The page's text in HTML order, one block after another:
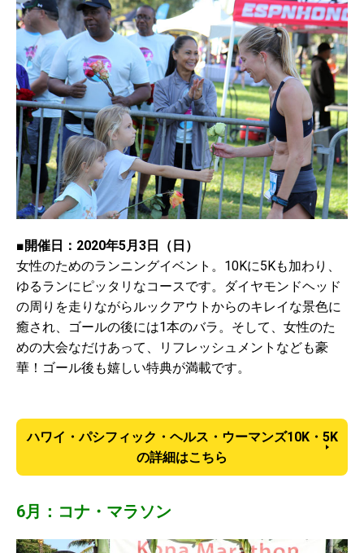
■開催日：2020年5月3日（日）
女性のためのランニングイベント。10Kに5Kも加わり、
ゆるランにピッタリなコースです。ダイヤモンドヘッド
の周りを走りながらルックアウトからのキレイな景色に
癒され、ゴールの後には1本のバラ。そして、女性のた
めの大会なだけあって、リフレッシュメントなども豪
華！ゴール後も嬉しい特典が満載です。
ハワイ・パシフィック・ヘルス・ウーマンズ10K・5K
の詳細はこちら
6月：コナ・マラソン